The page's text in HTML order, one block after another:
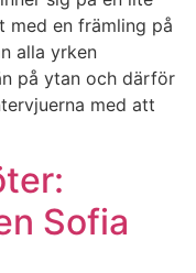
med en främling på
alla yrken
på ytan och därför
med att
Sofia